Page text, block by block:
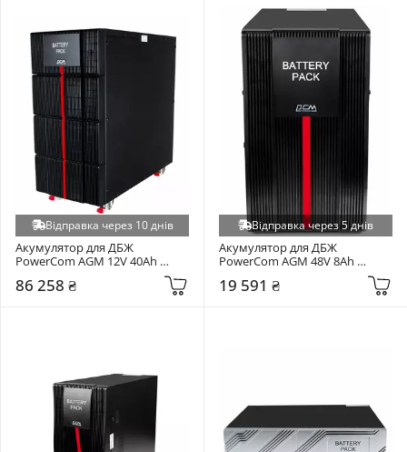
Відправка через 10 днів
Акумулятор для ДБЖ
PowerCom AGM 12V 40Ah
(EBP.MАС-6K.240VDC.CH4A)
86 258 ₴
Відправка через 5 днів
Акумулятор для ДБЖ
PowerCom AGM 48V 8Ah
19 591 ₴